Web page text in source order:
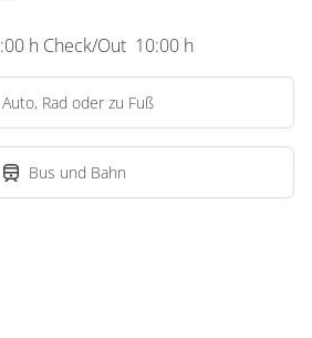
h Check/Out 10:00 h
Auto, Rad oder zu Fuß
Bus und Bahn